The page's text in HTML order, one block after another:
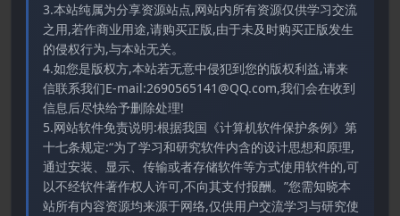
3.本站纯属为分享资源站点,网站内所有资源仅供学习交流
之用,若作商业用途,请购买正版,由于未及时购买正版发生
的侵权行为,与本站无关。
4.如您是版权方,本站若无意中侵犯到您的版权利益,请来
信联系我们E-mail:2690565141@QQ.com,我们会在收到
信息后尽快给予删除处理!
5.网站软件免责说明:根据我国《计算机软件保护条例》第
十七条规定:“为了学习和研究软件内含的设计思想和原理,
通过安装、显示、传输或者存储软件等方式使用软件的,可
以不经软件著作权人许可,不向其支付报酬。”您需知晓本
站所有内容资源均来源于网络,仅供用户交流学习与研究使